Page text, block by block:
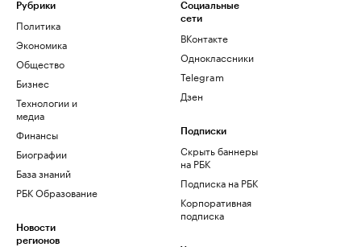
Рубрики
Политика
Экономика
Общество
Бизнес
Технологии и
медиа
Финансы
Биографии
База знаний
РБК Образование
Новости
регионов
Социальные
сети
ВКонтакте
Одноклассники
Telegram
Дзен
Подписки
Скрыть баннеры
на РБК
Подписка на РБК
Корпоративная
подписка